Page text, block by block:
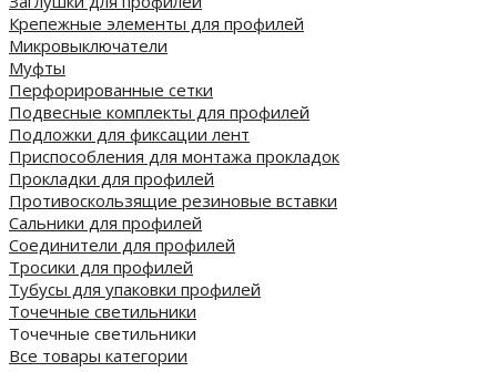
Крепежные элементы для профилей
Микровыключатели
Муфты
Перфорированные сетки
Подвесные комплекты для профилей
Подложки для фиксации лент
Приспособления для монтажа прокладок
Прокладки для профилей
Противоскользящие резиновые вставки
Сальники для профилей
Соединители для профилей
Тросики для профилей
Тубусы для упаковки профилей
Точечные светильники
Точечные светильники
Все товары категории